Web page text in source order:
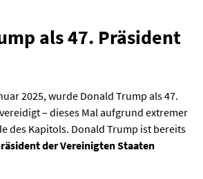
als 47. Präsident
2025, wurde Donald Trump als 47.
– dieses Mal aufgrund extremer
des Kapitols. Donald Trump ist bereits
der Vereinigten Staaten